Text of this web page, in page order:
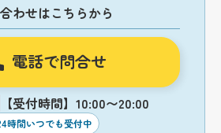
わせはこちらから
電話で問合せ
【受付時間】10:00〜20:00
時間いつでも受付中